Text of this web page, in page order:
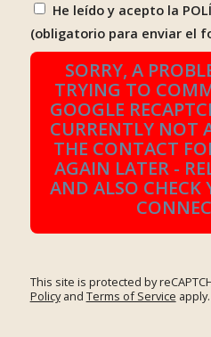
He leído y acepto la
(obligatorio para enviar el
SORRY, A
TRYING TO
GOOGLE
CURRENTLY NOT
THE CONTACT
AGAIN LATER -
AND ALSO CHECK
This site is protected by
Policyand Terms of Service apply.